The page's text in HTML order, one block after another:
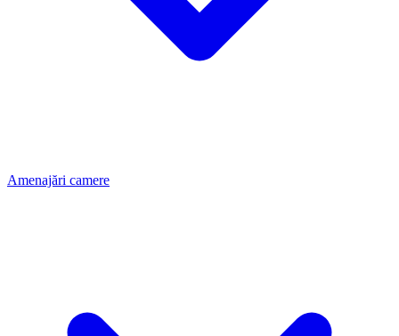
Amenajări camere